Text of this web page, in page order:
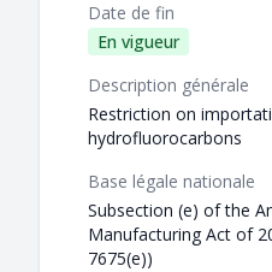
Date de fin
En vigueur
Description générale
Restriction on
hydrofluorocarbons
Base légale nationale
Subsection (e) of the
Manufacturing Act of
7675(e))